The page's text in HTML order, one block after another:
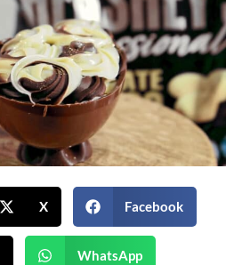
X Facebook
WhatsApp